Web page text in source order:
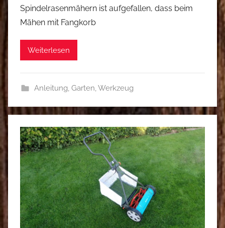
Spindelrasenmähern ist aufgefallen, dass beim
Mähen mit Fangkorb
Weiterlesen
Anleitung, Garten,Werkzeug